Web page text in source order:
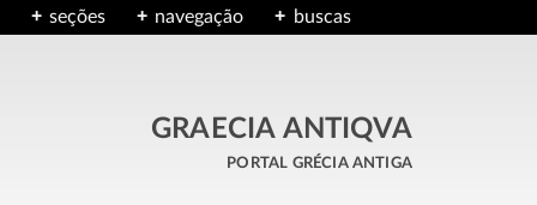
seções navegação buscas
GRAECIA ANTIQVA
portal grécia antiga